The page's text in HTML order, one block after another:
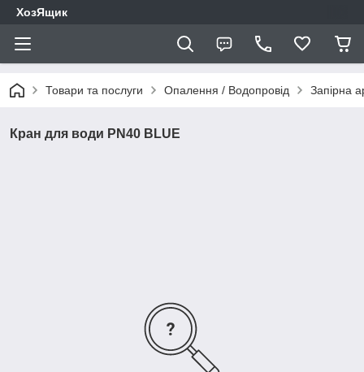
ХозЯщик
Товари та послуги Опалення / Водопровід Запірна
Кран для води PN40 BLUE